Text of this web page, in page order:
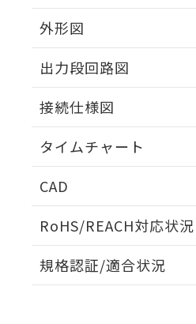
外形図
出力段回路図
接続仕様図
タイムチャート
CAD
RoHS/REACH対応状況
EU RoHS 注意事項・凡例
規格認証/適合状況